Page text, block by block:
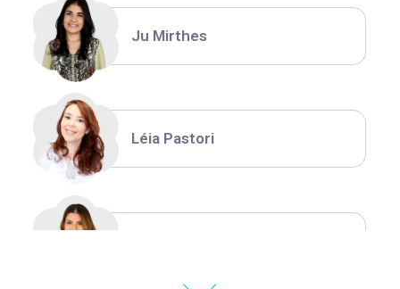
Ju Mirthes
Léia Pastori